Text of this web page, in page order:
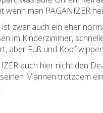
wenn man PAGANIZER
ist zwar auch ein eher
im Kinderzimmer,
aber Fuß und Kopf
auch hier nicht den
Mannen trotzdem